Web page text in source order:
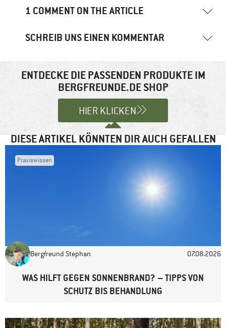
1 COMMENT ON THE ARTICLE
Sven | Freiluft Blog 9. April 2014 03:27 Uhr
vermehrt Produkte speziell für Läufer im Angebot haben :)
Vielleicht könntet ihr zukünftig ja noch GORE Running Wear und
SCHREIB UNS EINEN KOMMENTAR
Felder sind mit*markiert
Website
ENTDECKE DIE PASSENDEN PRODUKTE IM
BERGFREUNDE.DE SHOP
HIER KLICKEN
DIESE ARTIKEL KÖNNTEN DIR AUCH GEFALLEN
Praxiswissen
Bergfreund Stephan 07.08.2026
WAS HILFT GEGEN SONNENBRAND? – TIPPS VON
SCHUTZ BIS BEHANDLUNG